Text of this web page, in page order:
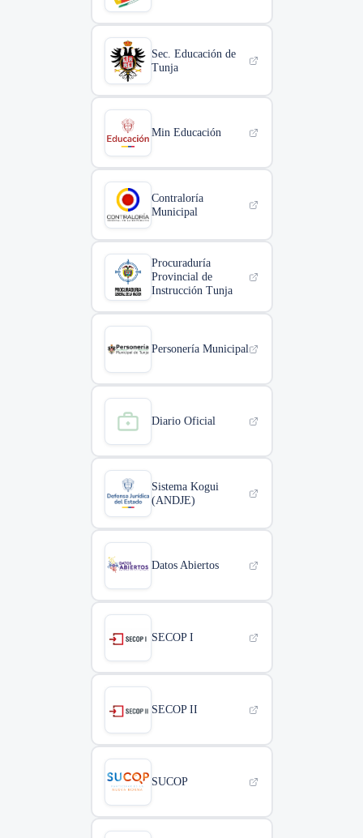
Sec. Educación de
Tunja
Min Educación
Contraloría
Municipal
Procuraduría
Provincial de
Instrucción Tunja
Personería Municipal
Diario Oficial
Sistema Kogui
(ANDJE)
Datos Abiertos
SECOP I
SECOP II
SUCOP